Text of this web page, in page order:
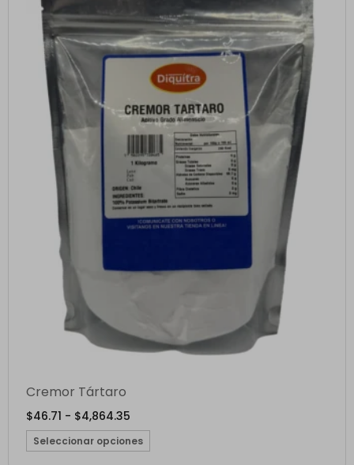
Cremor Tártaro
$46.71 - $4,864.35
Seleccionar opciones